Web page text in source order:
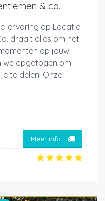
& co.
ervaring op Locatie!
draait alles om het
op jouw
we opgetogen om
te delen: Onze
Meer info